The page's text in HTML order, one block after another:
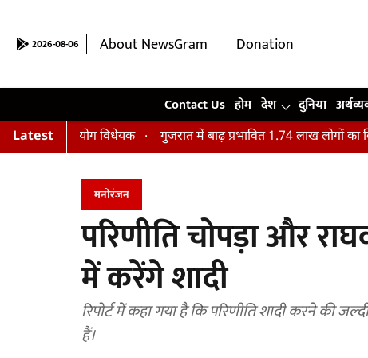
2026-08-06 About NewsGram
Donation
Contact Us होम देश दुनिया
Latestविधेयक गुजरात में बाढ़ प्रभावित 1.74 लाख लोगों का किया गया
मनोरंजन
परिणीति चोपड़ा और
में करेंगे शादी
रिपोर्ट में कहा गया है कि परिणीति शादी करने की
हैं।